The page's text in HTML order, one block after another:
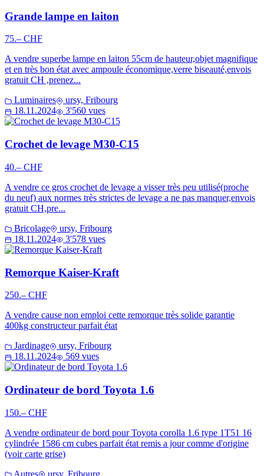
Grande lampe en laiton
75.– CHF
A vendre superbe lampe en laiton 55cm de hauteur,objet magnifique
et en très bon état avec ampoule économique,verre biseauté,envois
gratuit CH ,prenez...
Luminaires
ursy, Fribourg
18.11.2024
3'560 vues
Crochet de levage M30-C15
40.– CHF
A vendre ce gros crochet de levage a visser très peu utilisé(proche
du neuf) aux normes très strictes de levage a ne pas manquer,envois
gratuit CH,pre...
Bricolage
ursy, Fribourg
18.11.2024
3'578 vues
Remorque Kaiser-Kraft
250.– CHF
A vendre cause non emploi cette remorque très solide garantie
400kg constructeur parfait état
Jardinage
ursy, Fribourg
18.11.2024
569 vues
Ordinateur de bord Toyota 1.6
150.– CHF
A vendre ordinateur de bord pour Toyota corolla 1.6 type 1T51 16
cylindrée 1586 cm cubes parfait état remis a jour comme d'origine
(voir carte grise)
Autres
ursy, Fribourg